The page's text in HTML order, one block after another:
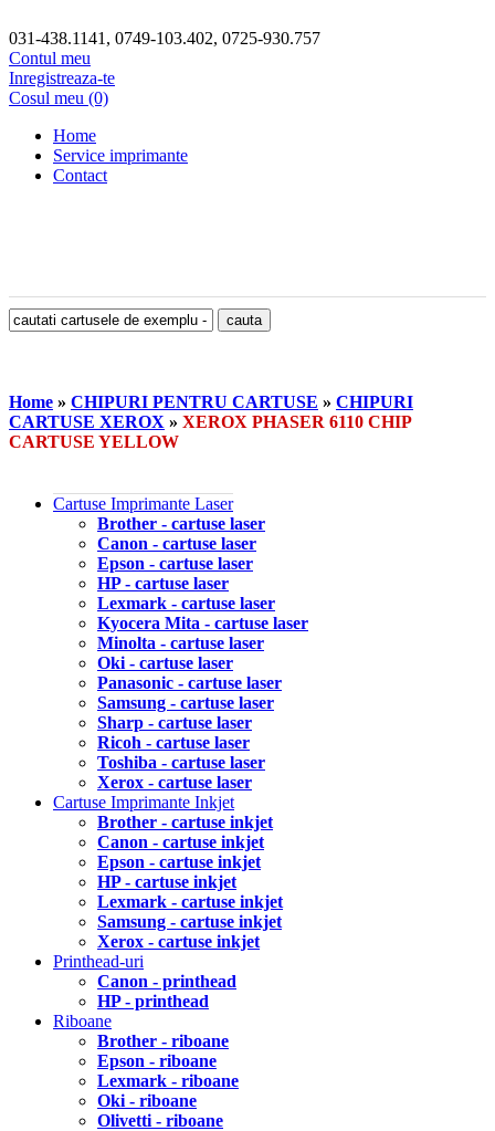
031-438.1141, 0749-103.402, 0725-930.757
Contul meu
Inregistreaza-te
Cosul meu (0)
Home
Service imprimante
Contact
Home » CHIPURI PENTRU CARTUSE » CHIPURI
CARTUSE XEROX » XEROX PHASER 6110 CHIP
CARTUSE YELLOW
Cartuse Imprimante Laser
Brother - cartuse laser
Canon - cartuse laser
Epson - cartuse laser
HP - cartuse laser
Lexmark - cartuse laser
Kyocera Mita - cartuse laser
Minolta - cartuse laser
Oki - cartuse laser
Panasonic - cartuse laser
Samsung - cartuse laser
Sharp - cartuse laser
Ricoh - cartuse laser
Toshiba - cartuse laser
Xerox - cartuse laser
Cartuse Imprimante Inkjet
Brother - cartuse inkjet
Canon - cartuse inkjet
Epson - cartuse inkjet
HP - cartuse inkjet
Lexmark - cartuse inkjet
Samsung - cartuse inkjet
Xerox - cartuse inkjet
Printhead-uri
Canon - printhead
HP - printhead
Riboane
Brother - riboane
Epson - riboane
Lexmark - riboane
Oki - riboane
Olivetti - riboane